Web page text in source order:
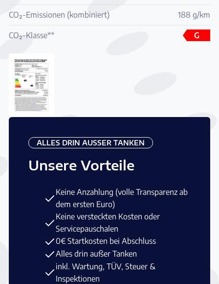
CO₂-Emissionen (kombiniert) 188 g/km
CO₂-Klasse** G
ALLES DRIN AUSSER TANKEN
Unsere Vorteile
Keine Anzahlung (volle Transparenz ab
dem ersten Euro)
Keine versteckten Kosten oder
Servicepauschalen
0€ Startkosten bei Abschluss
Alles drin außer Tanken
inkl. Wartung, TÜV, Steuer &
Inspektionen